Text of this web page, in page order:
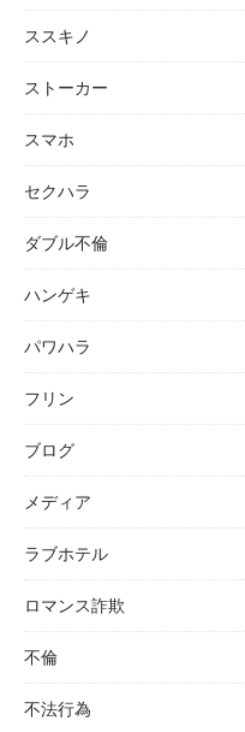
ススキノ
ストーカー
スマホ
セクハラ
ダブル不倫
ハンゲキ
パワハラ
フリン
ブログ
メディア
ラブホテル
ロマンス詐欺
不倫
不法行為